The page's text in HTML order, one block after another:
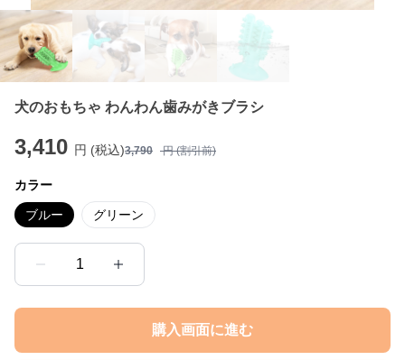
犬のおもちゃ わんわん歯みがきブラシ
3,410 円 (税込)3,790 円 (割引前)
カラー
ブルー グリーン
1
購入画面に進む